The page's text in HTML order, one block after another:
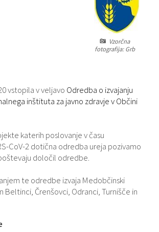
Vzorčna
fotografija: Grb
vstopila v veljavo Odredba o izvajanju
inštituta za javno zdravje v Občini
katerih poslovanje v času
CoV-2 dotična odredba ureja pozivamo
določil odredbe.
te odredbe izvaja Medobčinski
Beltinci, Črenšovci, Odranci, Turnišče in